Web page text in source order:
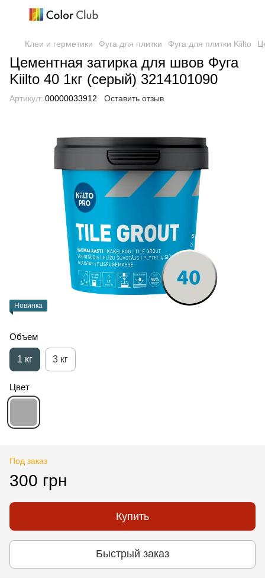
Клеи и герметики Фуга для плитки Фуга для плитки Kiilto
Цементная затирка для швов Фуга
Kiilto 40 1кг (серый) 3214101090
Артикул: 00000033912 Оставить отзыв
Новинка
Объем
1 кг 3 кг
Цвет
Под заказ
300 грн
Купить
Быстрый заказ